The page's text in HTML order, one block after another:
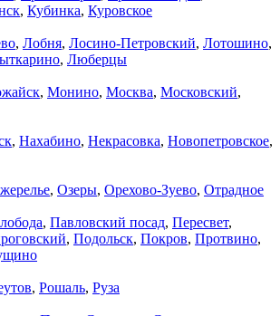
, Кубинка, Куровское
, Лобня, Лосино-Петровский, Лотошино,
, Люберцы
, Монино, Москва, Московский,
, Нахабино, Некрасовка, Новопетровское,
, Озеры, Орехово-Зуево, Отрадное
, Павловский посад, Пересвет,
, Подольск, Покров, Протвино,
, Рошаль, Руза